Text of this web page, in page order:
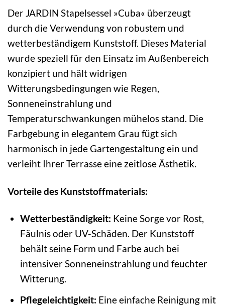
Der JARDIN Stapelsessel »Cuba« überzeugt
durch die Verwendung von robustem und
wetterbeständigem Kunststoff. Dieses Material
wurde speziell für den Einsatz im Außenbereich
konzipiert und hält widrigen
Witterungsbedingungen wie Regen,
Sonneneinstrahlung und
Temperaturschwankungen mühelos stand. Die
Farbgebung in elegantem Grau fügt sich
harmonisch in jede Gartengestaltung ein und
verleiht Ihrer Terrasse eine zeitlose Ästhetik.
Vorteile des Kunststoffmaterials:
Wetterbeständigkeit: Keine Sorge vor Rost,
Fäulnis oder UV-Schäden. Der Kunststoff
behält seine Form und Farbe auch bei
intensiver Sonneneinstrahlung und feuchter
Witterung.
Pflegeleichtigkeit: Eine einfache Reinigung mit